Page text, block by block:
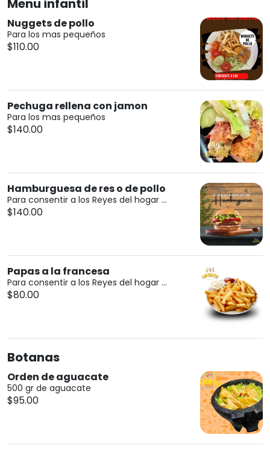
Menu infantil
Nuggets de pollo
Para los mas pequeños
$110.00
Pechuga rellena con jamon
Para los mas pequeños
$140.00
Hamburguesa de res o de pollo
Para consentir a los Reyes del hogar ...
$140.00
Papas a la francesa
Para consentir a los Reyes del hogar ...
$80.00
Botanas
Orden de aguacate
500 gr de aguacate
$95.00